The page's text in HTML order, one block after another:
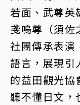
若面、武尊英
戔嗚尊（須佐
社團傳承表演
語言，展現引
的益田觀光協
聽不懂日文，